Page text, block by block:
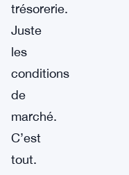
trésorerie.
Juste
les
conditions
de
marché.
C’est
tout.